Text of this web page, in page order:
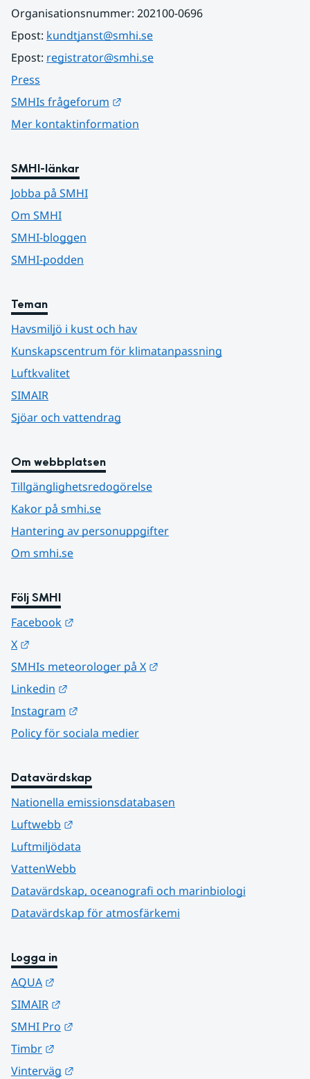
Organisationsnummer: 202100-0696
Epost: kundtjanst@smhi.se
Epost: registrator@smhi.se
Press
SMHIs frågeforum
Mer kontaktinformation
SMHI-länkar
Jobba på SMHI
Om SMHI
SMHI-bloggen
SMHI-podden
Teman
Havsmiljö i kust och hav
Kunskapscentrum för klimatanpassning
Luftkvalitet
SIMAIR
Sjöar och vattendrag
Om webbplatsen
Tillgänglighetsredogörelse
Kakor på smhi.se
Hantering av personuppgifter
Om smhi.se
Följ SMHI
Facebook
X
SMHIs meteorologer på X
Linkedin
Instagram
Policy för sociala medier
Datavärdskap
Nationella emissionsdatabasen
Luftwebb
Luftmiljödata
VattenWebb
Datavärdskap, oceanografi och marinbiologi
Datavärdskap för atmosfärkemi
Logga in
AQUA
SIMAIR
SMHI Pro
Timbr
Vinterväg